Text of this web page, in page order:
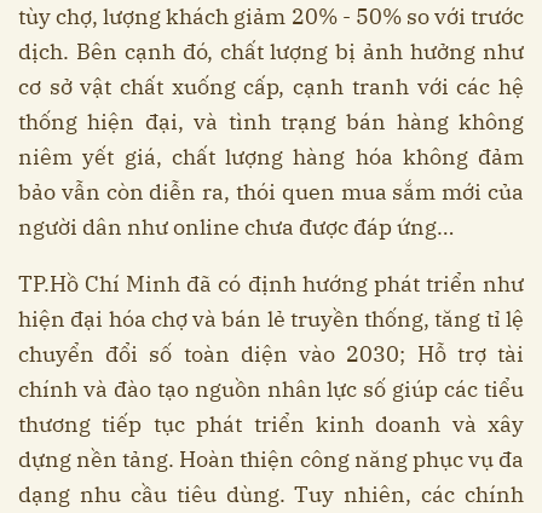
tùy chợ, lượng khách giảm 20% - 50% so với trước
dịch. Bên cạnh đó, chất lượng bị ảnh hưởng như
cơ sở vật chất xuống cấp, cạnh tranh với các hệ
thống hiện đại, và tình trạng bán hàng không
niêm yết giá, chất lượng hàng hóa không đảm
bảo vẫn còn diễn ra, thói quen mua sắm mới của
người dân như online chưa được đáp ứng…
TP.Hồ Chí Minh đã có định hướng phát triển như
hiện đại hóa chợ và bán lẻ truyền thống, tăng tỉ lệ
chuyển đổi số toàn diện vào 2030; Hỗ trợ tài
chính và đào tạo nguồn nhân lực số giúp các tiểu
thương tiếp tục phát triển kinh doanh và xây
dựng nền tảng. Hoàn thiện công năng phục vụ đa
dạng nhu cầu tiêu dùng. Tuy nhiên, các chính